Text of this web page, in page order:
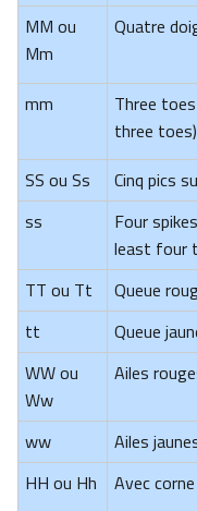
MM ou
Mm
Quatre
mm
Three
three toes)
SS ou Ss
Cinq pics
ss
Four
least four
TT ou Tt
Queue
tt
Queue
WW ou
Ww
Ailes
ww
Ailes
HH ou Hh
Avec corne